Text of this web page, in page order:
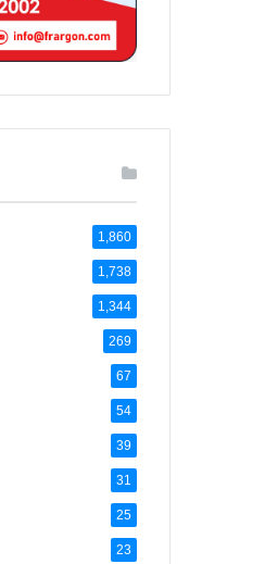
1,860
1,738
1,344
269
67
54
39
31
25
23